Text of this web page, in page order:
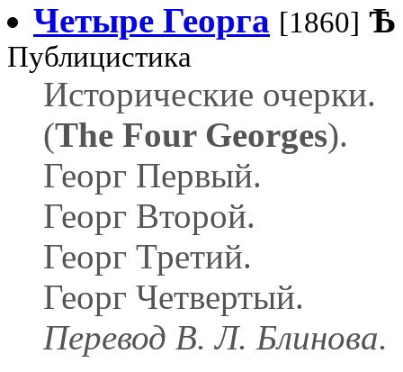
Четыре Георга [1860] Ѣ
Публицистика
Исторические очерки.
(The Four Georges).
Георг Первый.
Георг Второй.
Георг Третий.
Георг Четвертый.
Перевод В. Л. Блинова.